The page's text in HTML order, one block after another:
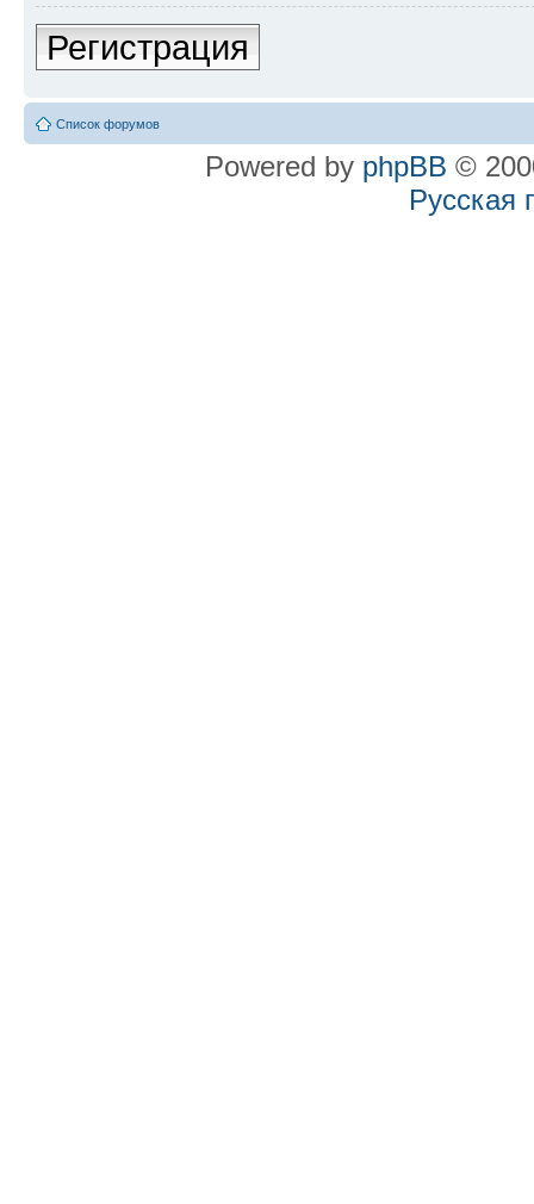
Регистрация
Список форумов
Powered by phpBB ©
Русская